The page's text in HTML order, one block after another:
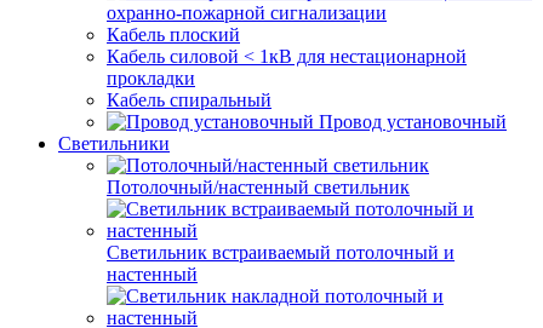
охранно-пожарной сигнализации
Кабель плоский
Кабель силовой < 1кВ для нестационарной
прокладки
Кабель спиральный
Провод установочный
Светильники
Потолочный/настенный светильник
Светильник встраиваемый потолочный и
настенный